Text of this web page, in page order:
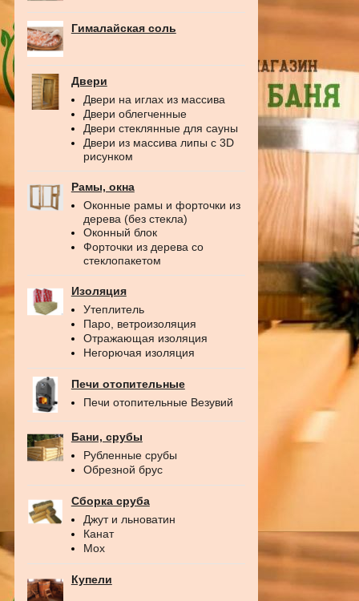
Гималайская соль
Двери
Двери на иглах из массива
Двери облегченные
Двери стеклянные для сауны
Двери из массива липы с 3D
рисунком
Рамы, окна
Оконные рамы и форточки из
дерева (без стекла)
Оконный блок
Форточки из дерева со
стеклопакетом
Изоляция
Утеплитель
Паро, ветроизоляция
Отражающая изоляция
Негорючая изоляция
Печи отопительные
Печи отопительные Везувий
Бани, срубы
Рубленные срубы
Обрезной брус
Сборка сруба
Джут и льноватин
Канат
Мох
Купели